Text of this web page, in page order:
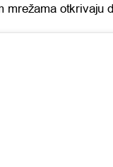
mrežama otkrivaju